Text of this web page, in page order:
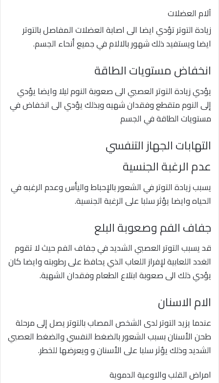
آلام العضلات
زيادة التوتر تؤدي ايضا الى اصابة العضلات المفاصل بالتوتر
ايضا ويستفيد ذلك شهور بالالام في جميع أنحاء الجسم.
انخفاض مستويات الطاقة
يؤدي زيادة التوتر العصبي الى صعوبة النوم ليلا وايضا يؤدي
إلى النوم متقطع وفقدان شهيه وبذلك يؤدي الى انخفاض في
مستويات الطاقة في الجسم
التهابات الجهاز التنفسي
عدم الرغبة الجنسية
يسبب زيادة التوتر في الشعور بالإحباط واليأس وعدم الرغبه في
الحياه وايضا يؤثر سلبا على الرغبة الجنسية.
جفاف الفم وصعوبة البلع
قد يسبب التوتر العصبي الشديد في جفاف الفم حيث لا تقوم
الغدد اللعابية لإفراز اللعاب الذي يحافظ على رطوبته وايضا كان
يؤدي ذلك الى صعوبة ابتلاع الطعام وفقدان الشهية.
الام الاسنان
عندما يزيد التوتر لدى الشخص المصاب بالتوتر يصل إلى مرحلة
طحن الأسنان بسبب الشعور بالضغط النفسي والضغط العصبي
الشديد وذلك يؤثر سلبا على الأسنان و ويعرضها للخطر.
امراض القلب والاوعية الدموية